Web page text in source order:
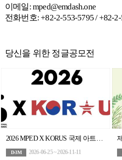
이메일: mped@emdash.one
전화번호: +82-2-553-5795 / +82-
당신을 위한 정글공모전
2026 MPED X KORUS 국제 아트앤디자인 공모전
D-3M
2026-06-25 ~ 2026-11-11